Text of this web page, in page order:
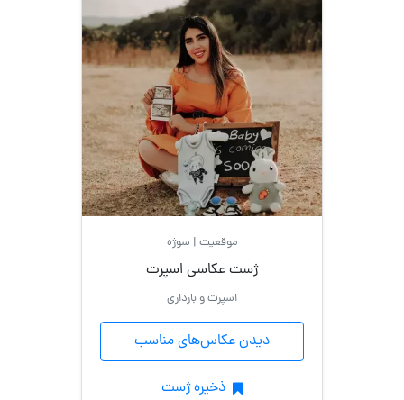
موقعیت | سوژه
ژست عکاسی اسپرت
اسپرت و بارداری
دیدن عکاس‌های مناسب
ذخیره ژست